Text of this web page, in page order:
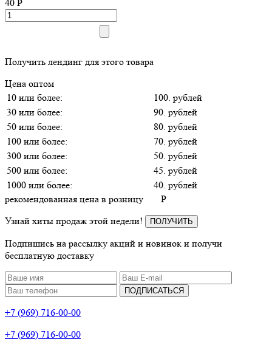
40 P
Получить лендинг для этого товара
Цена оптом
10 или более:
100. рублей
30 или более:
90. рублей
50 или более:
80. рублей
100 или более:
70. рублей
300 или более:
50. рублей
500 или более:
45. рублей
1000 или более:
40. рублей
рекомендованная цена в розницу
P
Узнай хиты продаж этой недели!
ПОЛУЧИТЬ
Подпишись на рассылку акций и новинок и получи
бесплатную доставку
ПОДПИСАТЬСЯ
+7 (969) 716-00-00
+7 (969) 716-00-00